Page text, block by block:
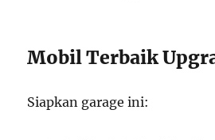
Mobil Terbaik
Siapkan garage ini: